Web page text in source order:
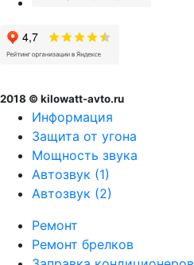
2018 © kilowatt-avto.ru
Информация
Защита от угона
Мощность звука
Автозвук (1)
Автозвук (2)
Ремонт
Ремонт брелков